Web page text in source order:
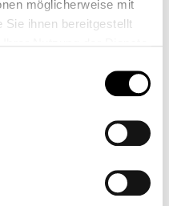
möglicherweise mit
Sie ihnen bereitgestellt